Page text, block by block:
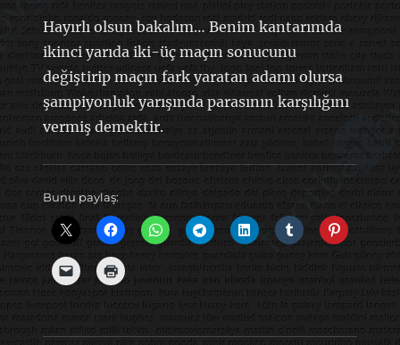
Hayırlı olsun bakalım… Benim kantarımda
ikinci yarıda iki-üç maçın sonucunu
değiştirip maçın fark yaratan adamı olursa
şampiyonluk yarışında parasının karşılığını
vermiş demektir.
Bunu paylaş: